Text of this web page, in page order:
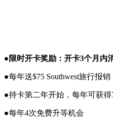
●限时开卡奖励：开卡3个月内
●每年送$75 Southwest旅行报销
●持卡第二年开始，每年可获得
●每年4次免费升等机会